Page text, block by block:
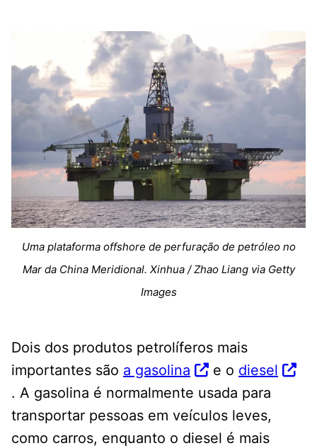
Uma plataforma offshore de perfuração de petróleo no
Mar da China Meridional. Xinhua / Zhao Liang via Getty
Images
Dois dos produtos petrolíferos mais
importantes são a gasolina e o diesel
. A gasolina é normalmente usada para
transportar pessoas em veículos leves,
como carros, enquanto o diesel é mais